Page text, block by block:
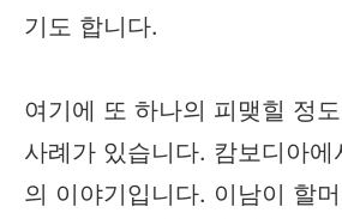
기도 합니다.
여기에 또 하나의 피맺힐 정
사례가 있습니다. 캄보디아에
의 이야기입니다. 이남이 할